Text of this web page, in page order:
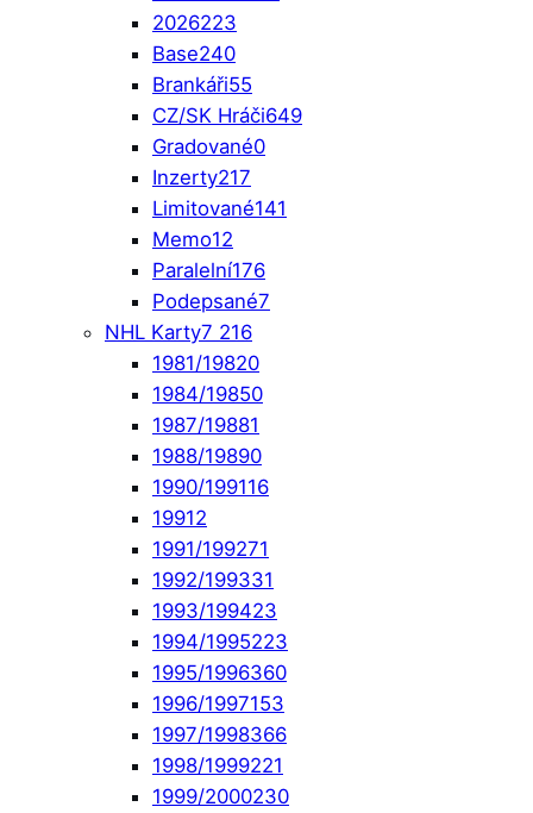
2026223
Base240
Brankáři55
CZ/SK Hráči649
Gradované0
Inzerty217
Limitované141
Memo12
Paralelní176
Podepsané7
NHL Karty7 216
1981/19820
1984/19850
1987/19881
1988/19890
1990/199116
19912
1991/199271
1992/199331
1993/199423
1994/1995223
1995/1996360
1996/1997153
1997/1998366
1998/1999221
1999/2000230